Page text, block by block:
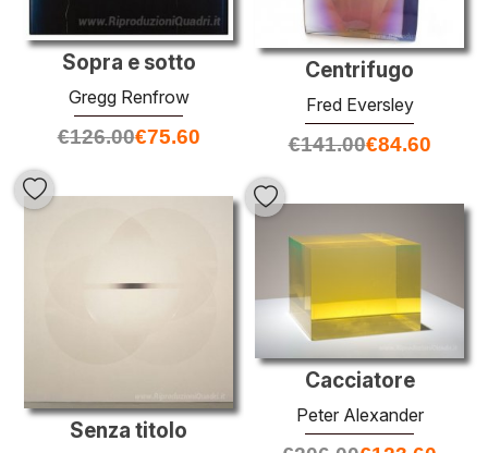
Sopra e sotto
Gregg Renfrow
€126.00€75.60
Centrifugo
Fred Eversley
€141.00€84.60
Senza titolo
Cacciatore
Peter Alexander